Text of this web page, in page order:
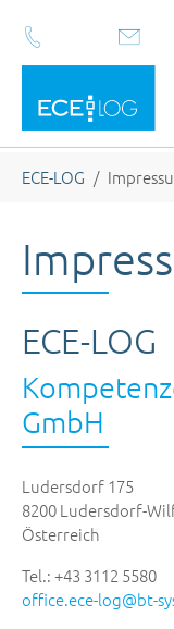
ECE-LOG
ECE-LOG
GmbH
Ludersdorf 175
8200 Ludersdorf-
Österreich
Tel.: +43 3112 5580
office.ece-log@bt-